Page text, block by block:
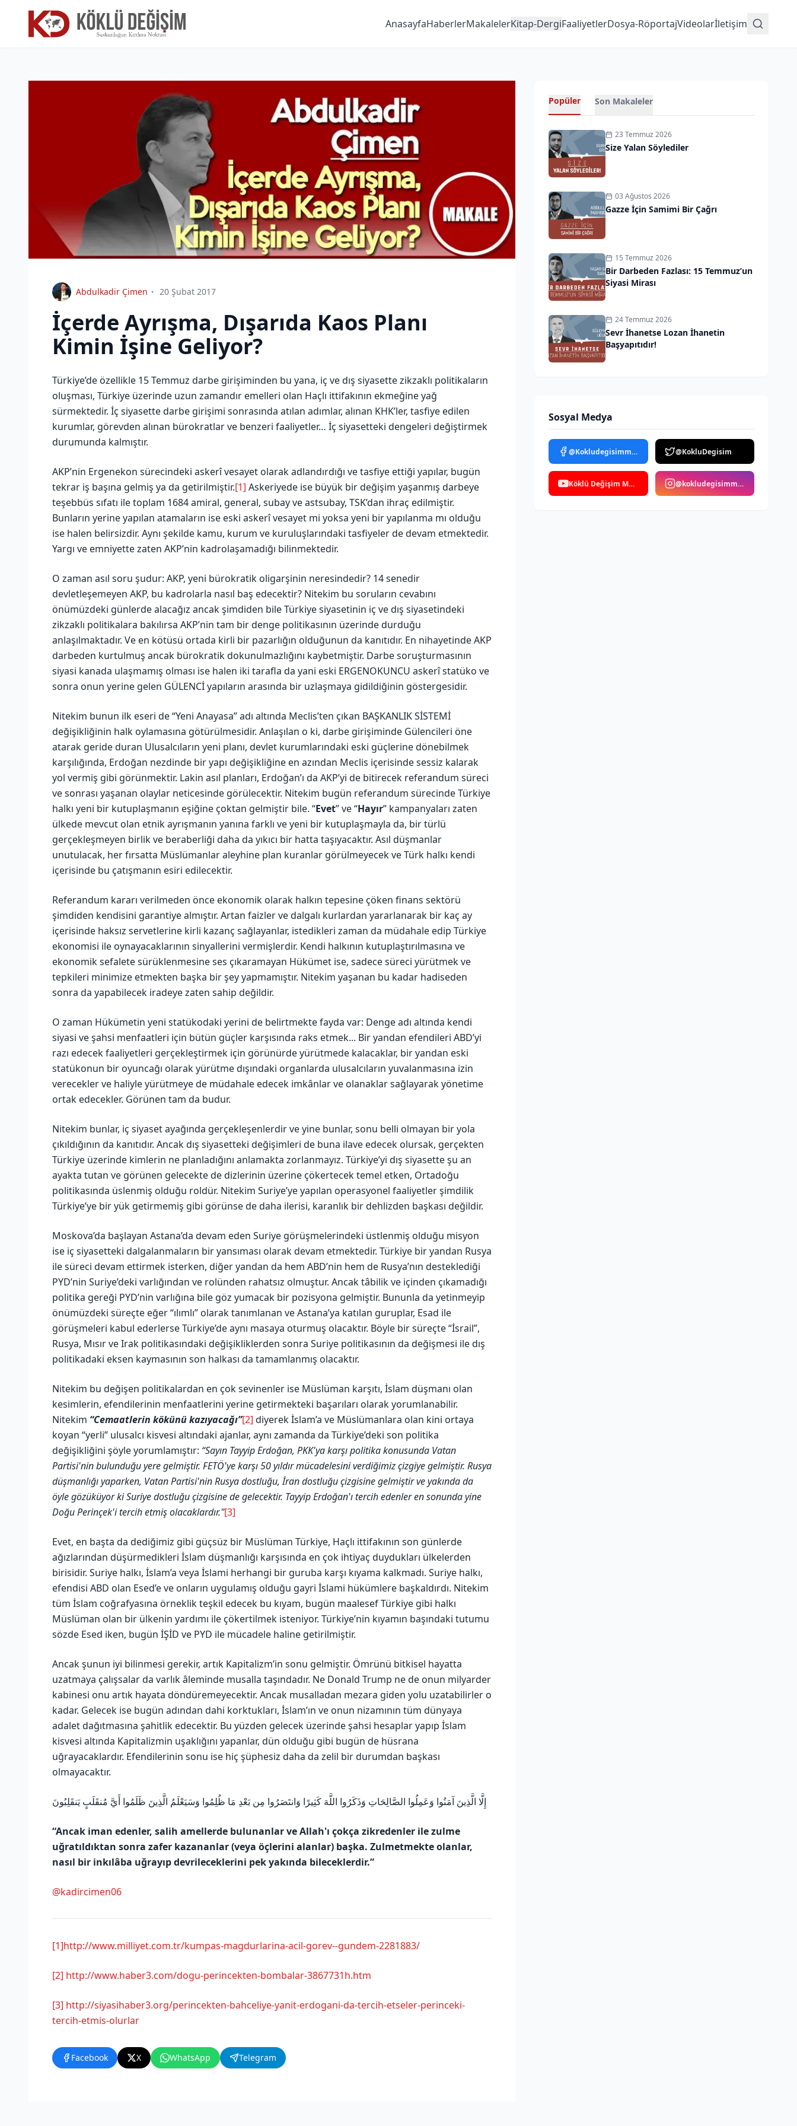
AnasayfaHaberlerMakalelerKitap-DergiFaaliyetlerDosya-RöportajVideolarİletişim
Abdulkadir Çimen 20 Şubat 2017
İçerde Ayrışma, Dışarıda Kaos Planı
Kimin İşine Geliyor?
Türkiye’de özellikle 15 Temmuz darbe girişiminden bu yana, iç ve dış siyasette zikzaklı politikaların
oluşması, Türkiye üzerinde uzun zamandır emelleri olan Haçlı ittifakının ekmeğine yağ
sürmektedir. İç siyasette darbe girişimi sonrasında atılan adımlar, alınan KHK’ler, tasfiye edilen
kurumlar, görevden alınan bürokratlar ve benzeri faaliyetler… İç siyasetteki dengeleri değiştirmek
durumunda kalmıştır.
AKP’nin Ergenekon sürecindeki askerî vesayet olarak adlandırdığı ve tasfiye ettiği yapılar, bugün
tekrar iş başına gelmiş ya da getirilmiştir.[1] Askeriyede ise büyük bir değişim yaşanmış darbeye
teşebbüs sıfatı ile toplam 1684 amiral, general, subay ve astsubay, TSK’dan ihraç edilmiştir.
Bunların yerine yapılan atamaların ise eski askerî vesayet mi yoksa yeni bir yapılanma mı olduğu
ise halen belirsizdir. Aynı şekilde kamu, kurum ve kuruluşlarındaki tasfiyeler de devam etmektedir.
Yargı ve emniyette zaten AKP’nin kadrolaşamadığı bilinmektedir.
O zaman asıl soru şudur: AKP, yeni bürokratik oligarşinin neresindedir? 14 senedir
devletleşemeyen AKP, bu kadrolarla nasıl baş edecektir? Nitekim bu soruların cevabını
önümüzdeki günlerde alacağız ancak şimdiden bile Türkiye siyasetinin iç ve dış siyasetindeki
zikzaklı politikalara bakılırsa AKP’nin tam bir denge politikasının üzerinde durduğu
anlaşılmaktadır. Ve en kötüsü ortada kirli bir pazarlığın olduğunun da kanıtıdır. En nihayetinde AKP
darbeden kurtulmuş ancak bürokratik dokunulmazlığını kaybetmiştir. Darbe soruşturmasının
siyasi kanada ulaşmamış olması ise halen iki tarafla da yani eski ERGENOKUNCU askerî statüko ve
sonra onun yerine gelen GÜLENCİ yapıların arasında bir uzlaşmaya gidildiğinin göstergesidir.
Nitekim bunun ilk eseri de “Yeni Anayasa” adı altında Meclis’ten çıkan BAŞKANLIK SİSTEMİ
değişikliğinin halk oylamasına götürülmesidir. Anlaşılan o ki, darbe girişiminde Gülencileri öne
atarak geride duran Ulusalcıların yeni planı, devlet kurumlarındaki eski güçlerine dönebilmek
karşılığında, Erdoğan nezdinde bir yapı değişikliğine en azından Meclis içerisinde sessiz kalarak
yol vermiş gibi görünmektir. Lakin asıl planları, Erdoğan’ı da AKP’yi de bitirecek referandum süreci
ve sonrası yaşanan olaylar neticesinde görülecektir. Nitekim bugün referandum sürecinde Türkiye
halkı yeni bir kutuplaşmanın eşiğine çoktan gelmiştir bile. “Evet” ve “Hayır” kampanyaları zaten
ülkede mevcut olan etnik ayrışmanın yanına farklı ve yeni bir kutuplaşmayla da, bir türlü
gerçekleşmeyen birlik ve beraberliği daha da yıkıcı bir hatta taşıyacaktır. Asıl düşmanlar
unutulacak, her fırsatta Müslümanlar aleyhine plan kuranlar görülmeyecek ve Türk halkı kendi
içerisinde bu çatışmanın esiri edilecektir.
Referandum kararı verilmeden önce ekonomik olarak halkın tepesine çöken finans sektörü
şimdiden kendisini garantiye almıştır. Artan faizler ve dalgalı kurlardan yararlanarak bir kaç ay
içerisinde haksız servetlerine kirli kazanç sağlayanlar, istedikleri zaman da müdahale edip Türkiye
ekonomisi ile oynayacaklarının sinyallerini vermişlerdir. Kendi halkının kutuplaştırılmasına ve
ekonomik sefalete sürüklenmesine ses çıkaramayan Hükümet ise, sadece süreci yürütmek ve
tepkileri minimize etmekten başka bir şey yapmamıştır. Nitekim yaşanan bu kadar hadiseden
sonra da yapabilecek iradeye zaten sahip değildir.
O zaman Hükümetin yeni statükodaki yerini de belirtmekte fayda var: Denge adı altında kendi
siyasi ve şahsi menfaatleri için bütün güçler karşısında raks etmek... Bir yandan efendileri ABD’yi
razı edecek faaliyetleri gerçekleştirmek için görünürde yürütmede kalacaklar, bir yandan eski
statükonun bir oyuncağı olarak yürütme dışındaki organlarda ulusalcıların yuvalanmasına izin
verecekler ve haliyle yürütmeye de müdahale edecek imkânlar ve olanaklar sağlayarak yönetime
ortak edecekler. Görünen tam da budur.
Nitekim bunlar, iç siyaset ayağında gerçekleşenlerdir ve yine bunlar, sonu belli olmayan bir yola
çıkıldığının da kanıtıdır. Ancak dış siyasetteki değişimleri de buna ilave edecek olursak, gerçekten
Türkiye üzerinde kimlerin ne planladığını anlamakta zorlanmayız. Türkiye’yi dış siyasette şu an
ayakta tutan ve görünen gelecekte de dizlerinin üzerine çökertecek temel etken, Ortadoğu
politikasında üslenmiş olduğu roldür. Nitekim Suriye’ye yapılan operasyonel faaliyetler şimdilik
Türkiye’ye bir yük getirmemiş gibi görünse de daha ilerisi, karanlık bir dehlizden başkası değildir.
Moskova’da başlayan Astana’da devam eden Suriye görüşmelerindeki üstlenmiş olduğu misyon
ise iç siyasetteki dalgalanmaların bir yansıması olarak devam etmektedir. Türkiye bir yandan Rusya
ile süreci devam ettirmek isterken, diğer yandan da hem ABD’nin hem de Rusya’nın desteklediği
PYD’nin Suriye’deki varlığından ve rolünden rahatsız olmuştur. Ancak tâbilik ve içinden çıkamadığı
politika gereği PYD’nin varlığına bile göz yumacak bir pozisyona gelmiştir. Bununla da yetinmeyip
önümüzdeki süreçte eğer “ılımlı” olarak tanımlanan ve Astana’ya katılan guruplar, Esad ile
görüşmeleri kabul ederlerse Türkiye’de aynı masaya oturmuş olacaktır. Böyle bir süreçte “İsrail”,
Rusya, Mısır ve Irak politikasındaki değişikliklerden sonra Suriye politikasının da değişmesi ile dış
politikadaki eksen kaymasının son halkası da tamamlanmış olacaktır.
Nitekim bu değişen politikalardan en çok sevinenler ise Müslüman karşıtı, İslam düşmanı olan
kesimlerin, efendilerinin menfaatlerini yerine getirmekteki başarıları olarak yorumlanabilir.
Nitekim “Cemaatlerin kökünü kazıyacağı”[2] diyerek İslam’a ve Müslümanlara olan kini ortaya
koyan “yerli” ulusalcı kisvesi altındaki ajanlar, aynı zamanda da Türkiye’deki son politika
değişikliğini şöyle yorumlamıştır: “Sayın Tayyip Erdoğan, PKK'ya karşı politika konusunda Vatan
Partisi'nin bulunduğu yere gelmiştir. FETÖ'ye karşı 50 yıldır mücadelesini verdiğimiz çizgiye gelmiştir. Rusya
düşmanlığı yaparken, Vatan Partisi'nin Rusya dostluğu, İran dostluğu çizgisine gelmiştir ve yakında da
öyle gözüküyor ki Suriye dostluğu çizgisine de gelecektir. Tayyip Erdoğan'ı tercih edenler en sonunda yine
Doğu Perinçek'i tercih etmiş olacaklardır."[3]
Evet, en başta da dediğimiz gibi güçsüz bir Müslüman Türkiye, Haçlı ittifakının son günlerde
ağızlarından düşürmedikleri İslam düşmanlığı karşısında en çok ihtiyaç duydukları ülkelerden
birisidir. Suriye halkı, İslam’a veya İslami herhangi bir guruba karşı kıyama kalkmadı. Suriye halkı,
efendisi ABD olan Esed’e ve onların uygulamış olduğu gayri İslami hükümlere başkaldırdı. Nitekim
tüm İslam coğrafyasına örneklik teşkil edecek bu kıyam, bugün maalesef Türkiye gibi halkı
Müslüman olan bir ülkenin yardımı ile çökertilmek isteniyor. Türkiye’nin kıyamın başındaki tutumu
sözde Esed iken, bugün İŞİD ve PYD ile mücadele haline getirilmiştir.
Ancak şunun iyi bilinmesi gerekir, artık Kapitalizm’in sonu gelmiştir. Ömrünü bitkisel hayatta
uzatmaya çalışsalar da varlık âleminde musalla taşındadır. Ne Donald Trump ne de onun milyarder
kabinesi onu artık hayata döndüremeyecektir. Ancak musalladan mezara giden yolu uzatabilirler o
kadar. Gelecek ise bugün adından dahi korktukları, İslam’ın ve onun nizamının tüm dünyaya
adalet dağıtmasına şahitlik edecektir. Bu yüzden gelecek üzerinde şahsi hesaplar yapıp İslam
kisvesi altında Kapitalizmin uşaklığını yapanlar, dün olduğu gibi bugün de hüsrana
uğrayacaklardır. Efendilerinin sonu ise hiç şüphesiz daha da zelil bir durumdan başkası
olmayacaktır.
إِلَّا الَّذِينَ آمَنُوا وَعَمِلُوا الصَّالِحَاتِ وَذَكَرُوا اللَّهَ كَثِيرًا وَانتَصَرُوا مِن بَعْدِ مَا ظُلِمُوا وَسَيَعْلَمُ الَّذِينَ ظَلَمُوا أَيَّ مُنقَلَبٍ يَنقَلِبُونَ
“Ancak iman edenler, salih amellerde bulunanlar ve Allah'ı çokça zikredenler ile zulme
uğratıldıktan sonra zafer kazananlar (veya öçlerini alanlar) başka. Zulmetmekte olanlar,
nasıl bir inkılâba uğrayıp devrileceklerini pek yakında bileceklerdir.”
@kadircimen06
[1]http://www.milliyet.com.tr/kumpas-magdurlarina-acil-gorev--gundem-2281883/
[2] http://www.haber3.com/dogu-perincekten-bombalar-3867731h.htm
[3] http://siyasihaber3.org/perincekten-bahceliye-yanit-erdogani-da-tercih-etseler-perinceki-
tercih-etmis-olurlar
Facebook X WhatsApp Telegram
Popüler Son Makaleler
23 Temmuz 2026
Size Yalan Söylediler
03 Ağustos 2026
Gazze İçin Samimi Bir Çağrı
15 Temmuz 2026
Bir Darbeden Fazlası: 15 Temmuz’un
Siyasi Mirası
24 Temmuz 2026
Sevr İhanetse Lozan İhanetin
Başyapıtıdır!
Sosyal Medya
@Kokludegisimmedya @KokluDegisim
Köklü Değişim Medya @kokludegisimmedya